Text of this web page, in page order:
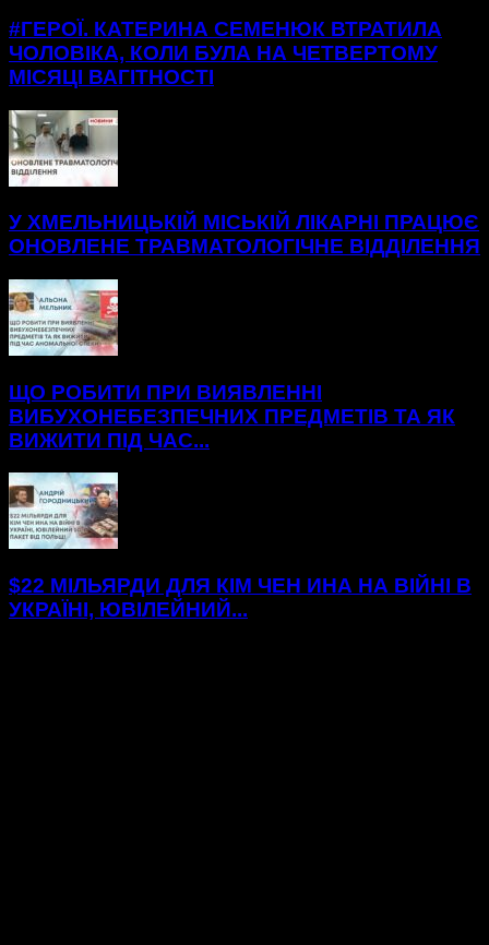
#ГЕРОЇ. КАТЕРИНА СЕМЕНЮК ВТРАТИЛА
ЧОЛОВІКА, КОЛИ БУЛА НА ЧЕТВЕРТОМУ
МІСЯЦІ ВАГІТНОСТІ
У ХМЕЛЬНИЦЬКІЙ МІСЬКІЙ ЛІКАРНІ ПРАЦЮЄ
ОНОВЛЕНЕ ТРАВМАТОЛОГІЧНЕ ВІДДІЛЕННЯ
ЩО РОБИТИ ПРИ ВИЯВЛЕННІ
ВИБУХОНЕБЕЗПЕЧНИХ ПРЕДМЕТІВ ТА ЯК
ВИЖИТИ ПІД ЧАС...
$22 МІЛЬЯРДИ ДЛЯ КІМ ЧЕН ИНА НА ВІЙНІ В
УКРАЇНІ, ЮВІЛЕЙНИЙ...